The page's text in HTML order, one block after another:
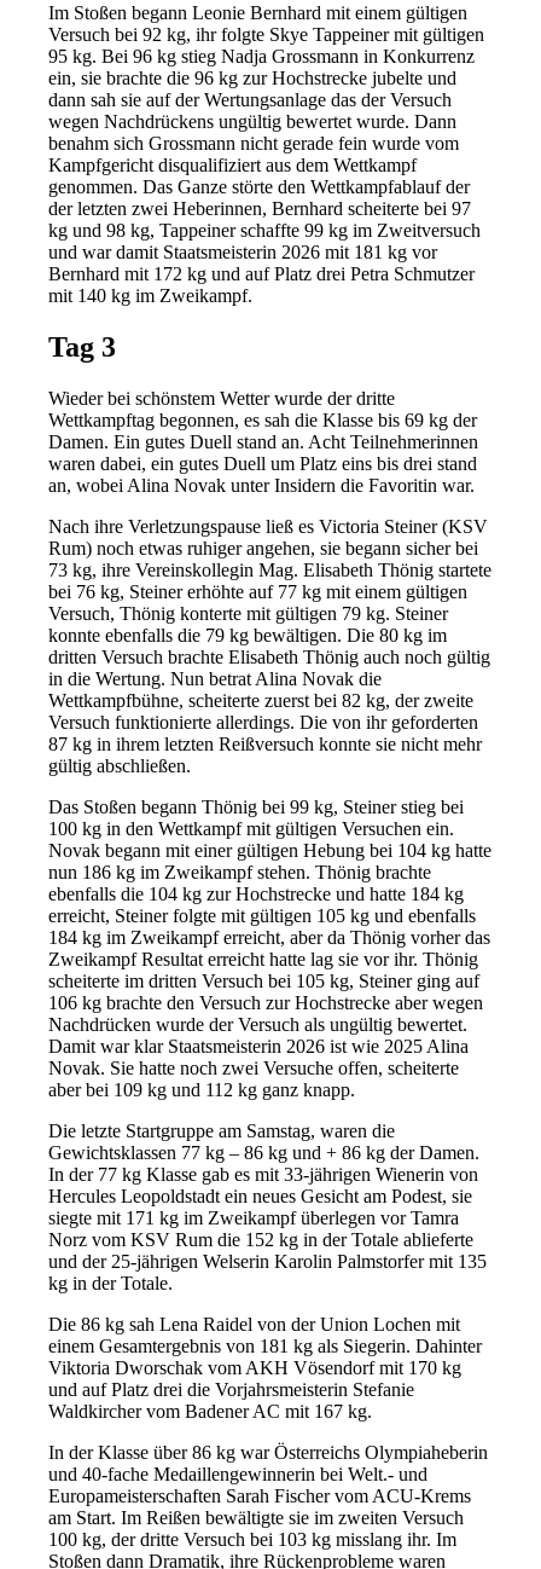
Im Stoßen begann Leonie Bernhard mit einem gültigen
Versuch bei 92 kg, ihr folgte Skye Tappeiner mit gültigen
95 kg. Bei 96 kg stieg Nadja Grossmann in Konkurrenz
ein, sie brachte die 96 kg zur Hochstrecke jubelte und
dann sah sie auf der Wertungsanlage das der Versuch
wegen Nachdrückens ungültig bewertet wurde. Dann
benahm sich Grossmann nicht gerade fein wurde vom
Kampfgericht disqualifiziert aus dem Wettkampf
genommen. Das Ganze störte den Wettkampfablauf der
der letzten zwei Heberinnen, Bernhard scheiterte bei 97
kg und 98 kg, Tappeiner schaffte 99 kg im Zweitversuch
und war damit Staatsmeisterin 2026 mit 181 kg vor
Bernhard mit 172 kg und auf Platz drei Petra Schmutzer
mit 140 kg im Zweikampf.
Tag 3
Wieder bei schönstem Wetter wurde der dritte
Wettkampftag begonnen, es sah die Klasse bis 69 kg der
Damen. Ein gutes Duell stand an. Acht Teilnehmerinnen
waren dabei, ein gutes Duell um Platz eins bis drei stand
an, wobei Alina Novak unter Insidern die Favoritin war.
Nach ihre Verletzungspause ließ es Victoria Steiner (KSV
Rum) noch etwas ruhiger angehen, sie begann sicher bei
73 kg, ihre Vereinskollegin Mag. Elisabeth Thönig startete
bei 76 kg, Steiner erhöhte auf 77 kg mit einem gültigen
Versuch, Thönig konterte mit gültigen 79 kg. Steiner
konnte ebenfalls die 79 kg bewältigen. Die 80 kg im
dritten Versuch brachte Elisabeth Thönig auch noch gültig
in die Wertung. Nun betrat Alina Novak die
Wettkampfbühne, scheiterte zuerst bei 82 kg, der zweite
Versuch funktionierte allerdings. Die von ihr geforderten
87 kg in ihrem letzten Reißversuch konnte sie nicht mehr
gültig abschließen.
Das Stoßen begann Thönig bei 99 kg, Steiner stieg bei
100 kg in den Wettkampf mit gültigen Versuchen ein.
Novak begann mit einer gültigen Hebung bei 104 kg hatte
nun 186 kg im Zweikampf stehen. Thönig brachte
ebenfalls die 104 kg zur Hochstrecke und hatte 184 kg
erreicht, Steiner folgte mit gültigen 105 kg und ebenfalls
184 kg im Zweikampf erreicht, aber da Thönig vorher das
Zweikampf Resultat erreicht hatte lag sie vor ihr. Thönig
scheiterte im dritten Versuch bei 105 kg, Steiner ging auf
106 kg brachte den Versuch zur Hochstrecke aber wegen
Nachdrücken wurde der Versuch als ungültig bewertet.
Damit war klar Staatsmeisterin 2026 ist wie 2025 Alina
Novak. Sie hatte noch zwei Versuche offen, scheiterte
aber bei 109 kg und 112 kg ganz knapp.
Die letzte Startgruppe am Samstag, waren die
Gewichtsklassen 77 kg – 86 kg und + 86 kg der Damen.
In der 77 kg Klasse gab es mit 33-jährigen Wienerin von
Hercules Leopoldstadt ein neues Gesicht am Podest, sie
siegte mit 171 kg im Zweikampf überlegen vor Tamra
Norz vom KSV Rum die 152 kg in der Totale ablieferte
und der 25-jährigen Welserin Karolin Palmstorfer mit 135
kg in der Totale.
Die 86 kg sah Lena Raidel von der Union Lochen mit
einem Gesamtergebnis von 181 kg als Siegerin. Dahinter
Viktoria Dworschak vom AKH Vösendorf mit 170 kg
und auf Platz drei die Vorjahrsmeisterin Stefanie
Waldkircher vom Badener AC mit 167 kg.
In der Klasse über 86 kg war Österreichs Olympiaheberin
und 40-fache Medaillengewinnerin bei Welt.- und
Europameisterschaften Sarah Fischer vom ACU-Krems
am Start. Im Reißen bewältigte sie im zweiten Versuch
100 kg, der dritte Versuch bei 103 kg misslang ihr. Im
Stoßen dann Dramatik, ihre Rückenprobleme waren